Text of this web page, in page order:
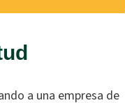
a una empresa de